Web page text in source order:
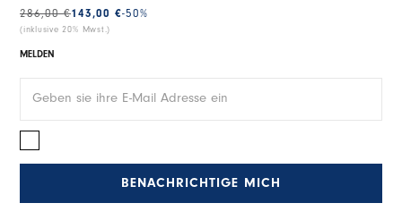
143,00 €
286,00 € -50%
(inklusive 20% Mwst.)
MELDEN
BENACHRICHTIGE MICH